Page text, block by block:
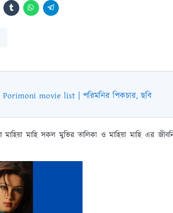
Porimoni movie list | পরিমনির পিকচার, ছবি
মাহি সকল মুভির তালিকা ও মাহিয়া মাহি এর